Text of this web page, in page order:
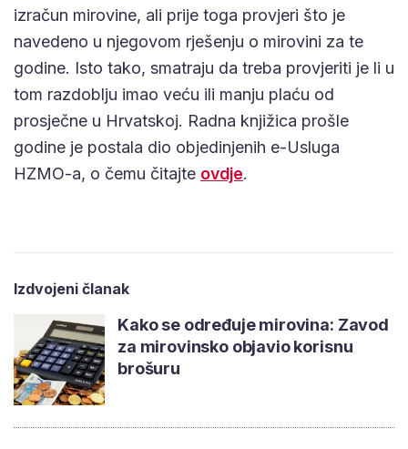
izračun mirovine, ali prije toga provjeri što je
navedeno u njegovom rješenju o mirovini za te
godine. Isto tako, smatraju da treba provjeriti je li u
tom razdoblju imao veću ili manju plaću od
prosječne u Hrvatskoj. Radna knjižica prošle
godine je postala dio objedinjenih e-Usluga
HZMO-a, o čemu čitajte ovdje.
Izdvojeni članak
Kako se određuje mirovina: Zavod
za mirovinsko objavio korisnu
brošuru